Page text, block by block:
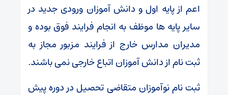
اعم از پایه اول و دانش آموزان ورودی جدید در
سایر پایه ها موظف به انجام فرایند فوق بوده و
مدیران مدارس خارج از فرایند مزبور مجاز به
ثبت نام از دانش آموزان اتباع خارجی نمی باشند.
ثبت نام نوآموزان متقاضی تحصیل در دوره پیش